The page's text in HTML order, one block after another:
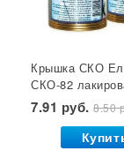
Гет от тараканов
Крышка СКО
СКО-82
Звезда 1/50/600*
7.91 руб.8.50